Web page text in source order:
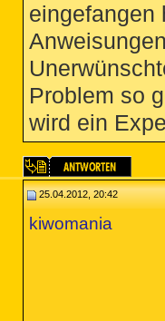
eingefangen
Problem so
wird ein
25.04.2012, 20:42
kiwomania